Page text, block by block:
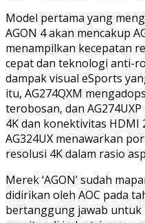
Model pertama yang
AGON 4 akan mencakup
menampilkan kecepatan
cepat dan teknologi anti-
dampak visual eSports
itu, AG274QXM
terobosan, dan
4K dan konektivitas HDMI
AG324UX menawarkan
resolusi 4K dalam rasio
Merek ‘AGON’ sudah
didirikan oleh AOC pada
bertanggung jawab